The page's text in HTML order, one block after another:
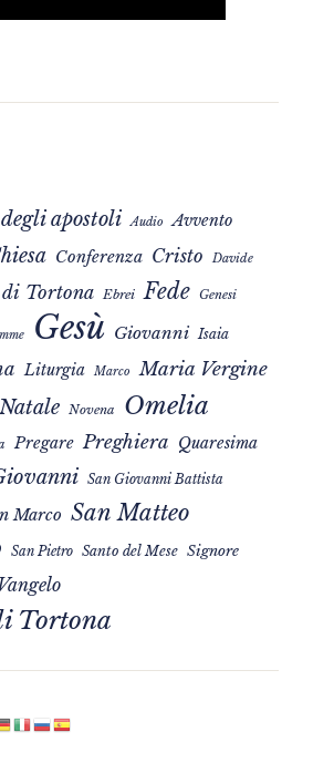
apostoli Audio Avvento
Conferenza Cristo Davide
Tortona Ebrei Fede Genesi
Gesù Giovanni Isaia
Liturgia Marco Maria Vergine
Natale Novena Omelia
Pregare Preghiera Quaresima
San Giovanni Battista
Marco San Matteo
San Pietro Santo del Mese Signore
Tortona